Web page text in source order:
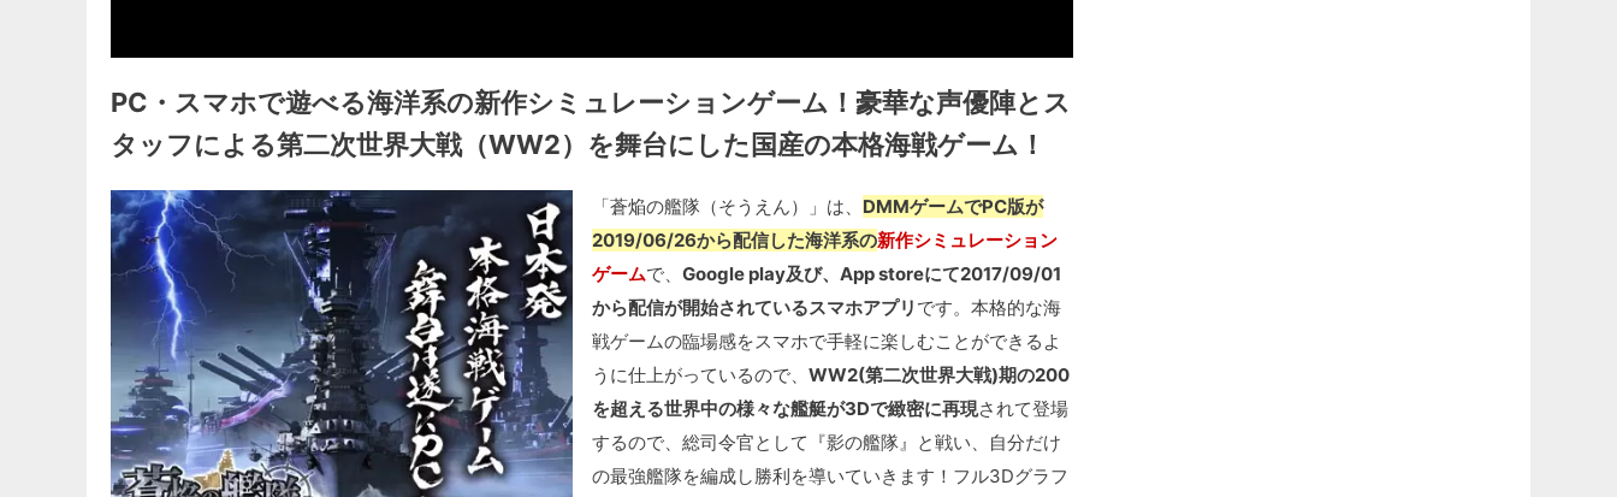
PC・スマホで遊べる海洋系の新作シミュレーションゲーム！豪華な声優陣とス
タッフによる第二次世界大戦（WW2）を舞台にした国産の本格海戦ゲーム！
「蒼焔の艦隊（そうえん）」は、 DMMゲームでPC版が
2019/06/26から配信した海洋系の新作シミュレーション
ゲームで、Google play及び、App storeにて2017/09/01
から配信が開始されているスマホアプリ です。本格的な海
戦ゲームの臨場感をスマホで手軽に楽しむことができるよ
うに仕上がっているので、WW2(第二次世界大戦)期の200
を超える世界中の様々な艦艇が3Dで緻密に再現されて登場
するので、総司令官として『影の艦隊』と戦い、自分だけ
の最強艦隊を編成し勝利を導いていきます！フル3Dグラフ